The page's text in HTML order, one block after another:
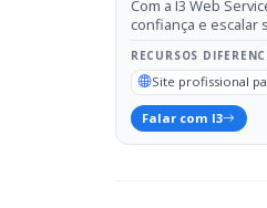
Compartilhar
Facebook
Relacionadas